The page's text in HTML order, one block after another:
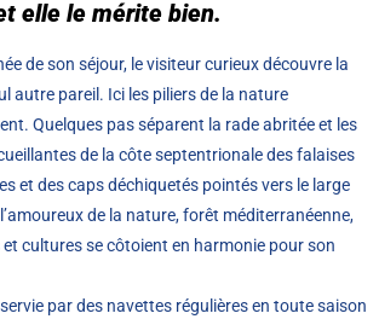
elle le mérite bien.
de son séjour, le visiteur curieux découvre la
autre pareil. Ici les piliers de la nature
Quelques pas séparent la rade abritée et les
de la côte septentrionale des falaises
et des caps déchiquetés pointés vers le large
de la nature, forêt méditerranéenne,
cultures se côtoient en harmonie pour son
par des navettes régulières en toute saison